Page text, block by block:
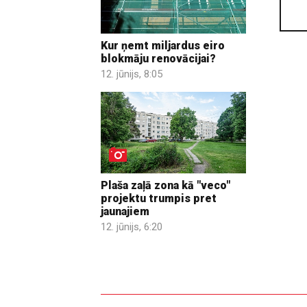
Kur ņemt miljardus eiro
blokmāju renovācijai?
12. jūnijs, 8:05
Plaša zaļā zona kā "veco"
projektu trumpis pret
jaunajiem
12. jūnijs, 6:20